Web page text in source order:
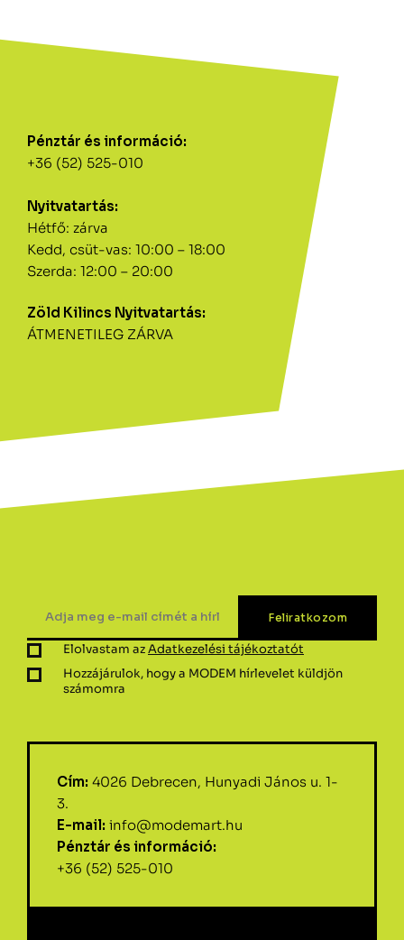
Pénztár és információ:
+36 (52) 525-010
Nyitvatartás:
Hétfő: zárva
Kedd, csüt-vas: 10:00 – 18:00
Szerda: 12:00 – 20:00
Zöld Kilincs Nyitvatartás:
ÁTMENETILEG ZÁRVA
Elolvastam azAdatkezelési tájékoztatót
Hozzájárulok, hogy a MODEM hírlevelet küldjön
számomra
Cím: 4026 Debrecen, Hunyadi János u. 1-
3.
E-mail: info@modemart.hu
Pénztár és információ:
+36 (52) 525-010